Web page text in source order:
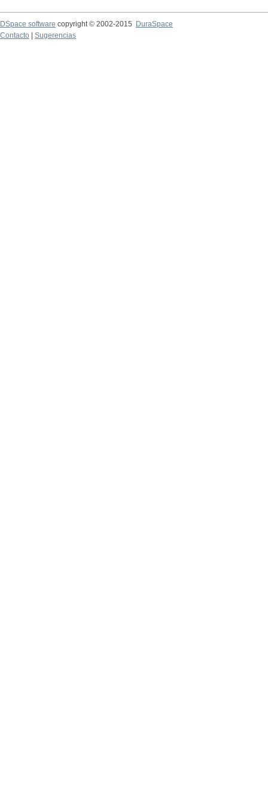
DSpace software copyright © 2002-2015
DuraSpace
Contacto
Sugerencias